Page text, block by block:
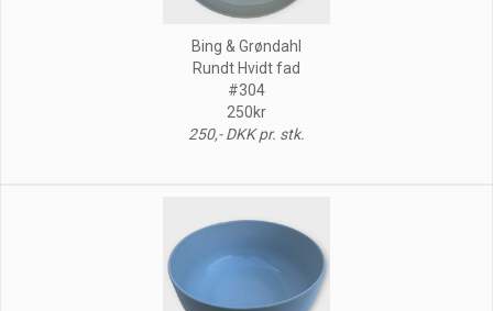
Bing & Grøndahl
Rundt Hvidt fad
#304
250kr
250,- DKK pr. stk.